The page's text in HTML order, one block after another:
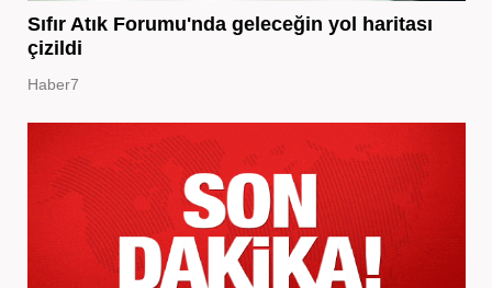
Sıfır Atık Forumu'nda geleceğin yol haritası
çizildi
Haber7